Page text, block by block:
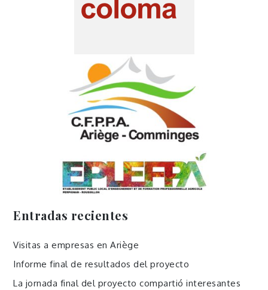
Entradas recientes
Visitas a empresas en Ariège
Informe final de resultados del proyecto
La jornada final del proyecto compartió interesantes